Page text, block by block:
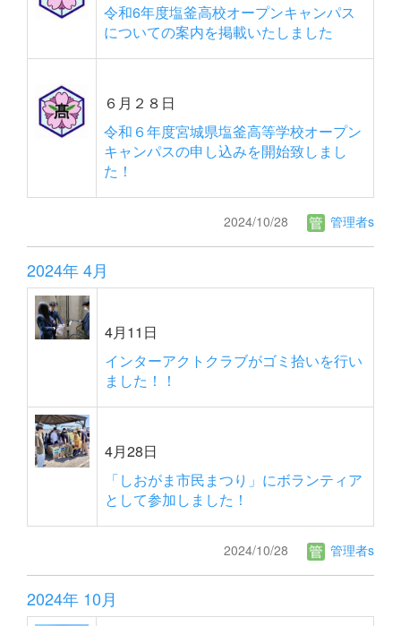
令和6年度塩釜高校オープンキャンパス
についての案内を掲載いたしました
６月２８日
令和６年度宮城県塩釜高等学校オープン
キャンパスの申し込みを開始致しまし
た！
2024/10/28 管理者s
2024年 4月
4月11日
インターアクトクラブがゴミ拾いを行い
ました！！
4月28日
「しおがま市民まつり」にボランティア
として参加しました！
2024/10/28 管理者s
2024年 10月